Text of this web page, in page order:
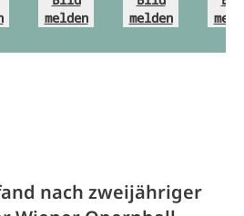
melden
melden
nach zweijähriger